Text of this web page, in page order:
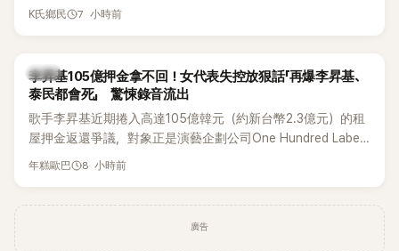
球桿到YG娛樂大樓鬧事。Jisoo今（8日）也親自發文向BLINK
K氏鄉民 7 小時前
韓星
李昇基105億押金拿不回！女代表失控放狠話「再爆李昇基、
泰民都會死」 驚悚錄音流出
歌手李昇基近期捲入高達105億韓元（約新台幣2.3億元）的租
屋押金返還爭議，對象正是演藝企劃公司One Hundred Label
代表車佳媛(차가원)。如今事件再掀風波，YouTuber李鎮浩公開
年糕歐巴 8 小時前
廣告